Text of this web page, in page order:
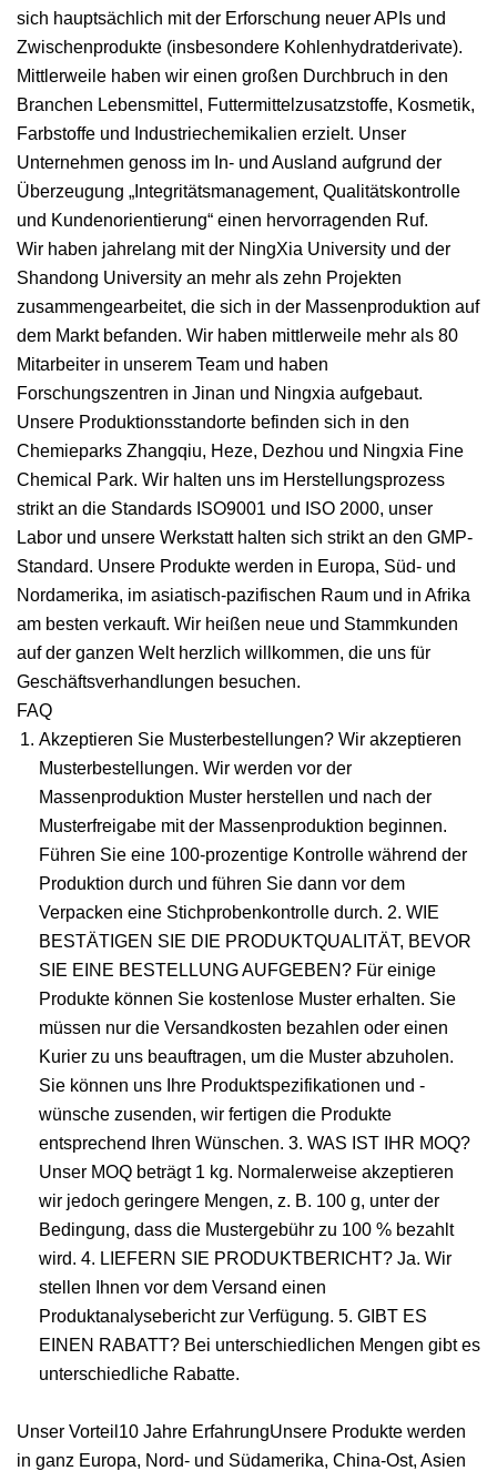
sich hauptsächlich mit der Erforschung neuer APIs und
Zwischenprodukte (insbesondere Kohlenhydratderivate).
Mittlerweile haben wir einen großen Durchbruch in den
Branchen Lebensmittel, Futtermittelzusatzstoffe, Kosmetik,
Farbstoffe und Industriechemikalien erzielt. Unser
Unternehmen genoss im In- und Ausland aufgrund der
Überzeugung „Integritätsmanagement, Qualitätskontrolle
und Kundenorientierung“ einen hervorragenden Ruf.
Wir haben jahrelang mit der NingXia University und der
Shandong University an mehr als zehn Projekten
zusammengearbeitet, die sich in der Massenproduktion auf
dem Markt befanden. Wir haben mittlerweile mehr als 80
Mitarbeiter in unserem Team und haben
Forschungszentren in Jinan und Ningxia aufgebaut.
Unsere Produktionsstandorte befinden sich in den
Chemieparks Zhangqiu, Heze, Dezhou und Ningxia Fine
Chemical Park. Wir halten uns im Herstellungsprozess
strikt an die Standards ISO9001 und ISO 2000, unser
Labor und unsere Werkstatt halten sich strikt an den GMP-
Standard. Unsere Produkte werden in Europa, Süd- und
Nordamerika, im asiatisch-pazifischen Raum und in Afrika
am besten verkauft. Wir heißen neue und Stammkunden
auf der ganzen Welt herzlich willkommen, die uns für
Geschäftsverhandlungen besuchen.
FAQ
Akzeptieren Sie Musterbestellungen? Wir akzeptieren
Musterbestellungen. Wir werden vor der
Massenproduktion Muster herstellen und nach der
Musterfreigabe mit der Massenproduktion beginnen.
Führen Sie eine 100-prozentige Kontrolle während der
Produktion durch und führen Sie dann vor dem
Verpacken eine Stichprobenkontrolle durch. 2. WIE
BESTÄTIGEN SIE DIE PRODUKTQUALITÄT, BEVOR
SIE EINE BESTELLUNG AUFGEBEN? Für einige
Produkte können Sie kostenlose Muster erhalten. Sie
müssen nur die Versandkosten bezahlen oder einen
Kurier zu uns beauftragen, um die Muster abzuholen.
Sie können uns Ihre Produktspezifikationen und -
wünsche zusenden, wir fertigen die Produkte
entsprechend Ihren Wünschen. 3. WAS IST IHR MOQ?
Unser MOQ beträgt 1 kg. Normalerweise akzeptieren
wir jedoch geringere Mengen, z. B. 100 g, unter der
Bedingung, dass die Mustergebühr zu 100 % bezahlt
wird. 4. LIEFERN SIE PRODUKTBERICHT? Ja. Wir
stellen Ihnen vor dem Versand einen
Produktanalysebericht zur Verfügung. 5. GIBT ES
EINEN RABATT? Bei unterschiedlichen Mengen gibt es
unterschiedliche Rabatte.
Unser Vorteil10 Jahre ErfahrungUnsere Produkte werden
in ganz Europa, Nord- und Südamerika, China-Ost, Asien